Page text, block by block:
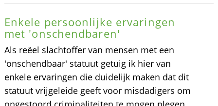
Enkele persoonlijke ervaringen
met 'onschendbaren'
Als reëel slachtoffer van mensen met een
'onschendbaar' statuut getuig ik hier van
enkele ervaringen die duidelijk maken dat dit
statuut vrijgeleide geeft voor misdadigers om